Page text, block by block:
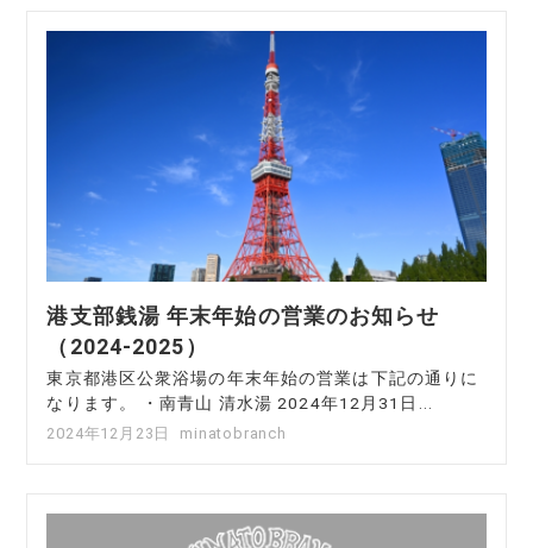
港支部銭湯 年末年始の営業のお知らせ
（2024-2025）
東京都港区公衆浴場の年末年始の営業は下記の通りに
なります。 ・南青山 清水湯 2024年12月31日...
2024年12月23日 minatobranch